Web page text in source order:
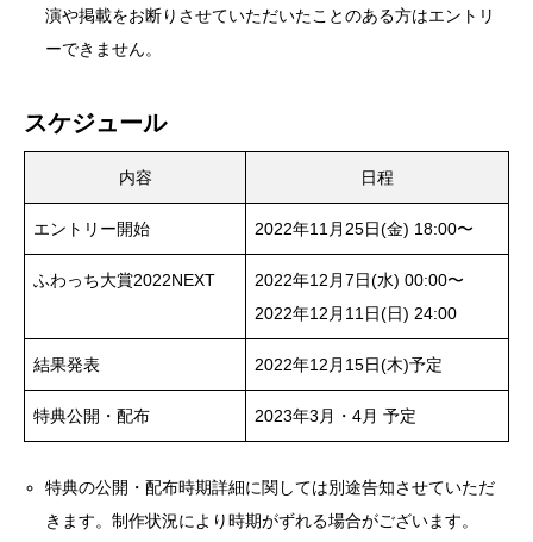
演や掲載をお断りさせていただいたことのある方はエントリ
ーできません。
スケジュール
内容 日程
エントリー開始 2022年11月25日(金) 18:00〜
ふわっち大賞2022NEXT
2022年12月7日(水) 00:00〜
2022年12月11日(日) 24:00
結果発表 2022年12月15日(木)予定
特典公開・配布 2023年3月・4月 予定
特典の公開・配布時期詳細に関しては別途告知させていただ
きます。制作状況により時期がずれる場合がございます。